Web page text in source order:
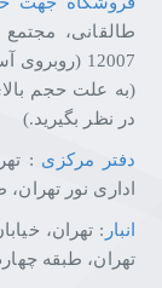
طالقانی،
12007 (روبروی آسانسور شیشه ای)
در نظر بگیرید.)
دفتر مرکزی :
اداری نور تهران،
انبار : تهران،
تهران، طبقه چهارم ،